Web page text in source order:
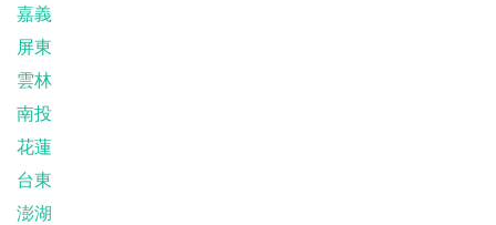
嘉義
屏東
雲林
南投
花蓮
台東
澎湖